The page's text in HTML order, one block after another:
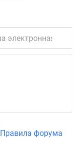
Правила форума